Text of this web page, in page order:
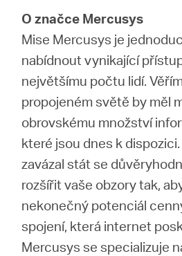
O značce Mercusys
Mise Mercusys je
nabídnout vynikající
největšímu počtu lidí.
propojeném světě by měl
obrovskému množství
které jsou dnes k
zavázal stát se
rozšířit vaše obzory tak,
nekonečný potenciál
spojení, která internet
Mercusys se specializuje